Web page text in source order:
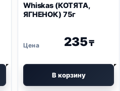
Whiskas (КОТЯТА,
ЯГНЕНОК) 75г
235₸
В корзину